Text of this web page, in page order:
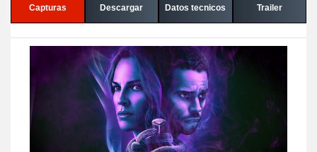
Capturas Descargar Datos tecnicos Trailer